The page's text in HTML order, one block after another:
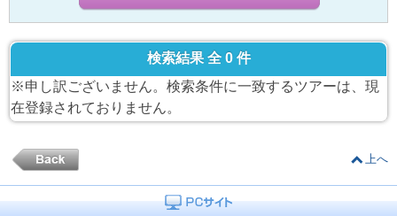
検索結果 全 0 件
※申し訳ございません。検索条件に一致するツアーは、現
在登録されておりません。
上へ